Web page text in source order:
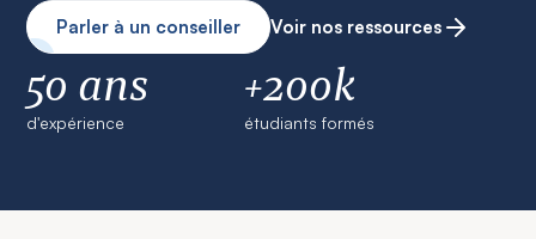
Parler à un conseiller
Voir nos ressources
50 ans
d'expérience
+200k
étudiants formés